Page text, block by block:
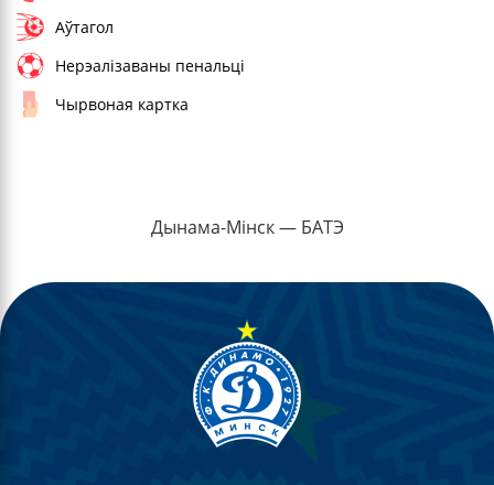
Аўтагол
Нерэалізаваны пенальці
Чырвоная картка
Дынама-Мінск — БАТЭ